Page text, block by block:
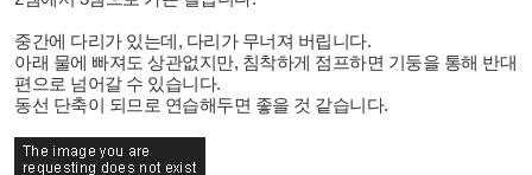
중간에 다리가 있는데, 다리가 무너져 버립니다.
아래 물에 빠져도 상관없지만, 침착하게 점프하면 기둥을 통해 반대
편으로 넘어갈 수 있습니다.
동선 단축이 되므로 연습해두면 좋을 것 같습니다.